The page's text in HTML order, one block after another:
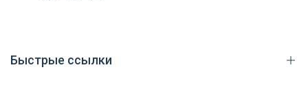
Быстрые ссылки